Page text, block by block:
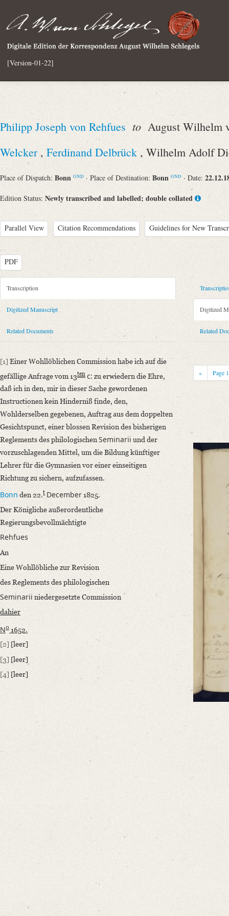
[Version-01-22]
Philipp Joseph von Rehfues toAugust Wilhelm
Welcker , Ferdinand Delbrück , Wilhelm Adolf
Place of Dispatch: Bonn GND · Place of Destination: Bonn GND · Date:
Edition Status: Newly transcribed and labelled; double collated
Parallel View Citation Recommendations Guidelines for New
PDF
Metadata Concerning Header
Sender: Philipp Joseph von Rehfues
Recipient: August Wilhelm von Schlegel, Karl Dietrich Hüllmann,
Naeke
Place of Dispatch: Bonn
Date: 22.12.1825
Notations: Nur Unterschrift eigenhändig.
Manuscript
Provider: Dresden, Sächsische Landesbibliothek - Staats- und
OAI Id: id-512516790
Classification Number: Mscr.Dresd.e.90,IV,Nr.21e(1)
Number of Pages: 1 S., m. U.
Incipit: „[1] Einer Wohllöblichen Commission habe ich auf die
Language
German
Editors
Bamberg, Claudia
Strobel, Jochen
Transcription
Digitized Manuscript
Related Documents
[1] Einer Wohllöblichen Commission habe ich auf die
gefällige Anfrage vom 13ten c: zu erwiedern die Ehre,
daß ich in den, mir in dieser Sache gewordenen
Instructionen kein Hinderniß finde, den,
Wohlderselben gegebenen, Auftrag aus dem doppelten
Gesichtspunct, einer blossen Revision des bisherigen
Reglements des philologischenSeminarii und der
vorzuschlagenden Mittel, um die Bildung künftiger
Lehrer für die Gymnasien vor einer einseitigen
Richtung zu sichern, aufzufassen.
Bonn den 22.t December1825.
Der Königliche außerordentliche
Regierungsbevollmächtigte
Rehfues
An
Eine Wohllöbliche zur Revision
des Reglements des philologischen
Seminarii niedergesetzte Commission
dahier
No 1652.
[2] [leer]
[3] [leer]
[4] [leer]
Digitized
Related
« Page 1